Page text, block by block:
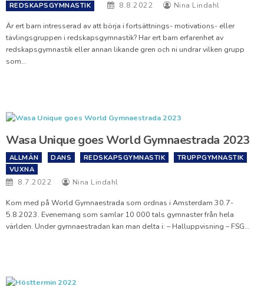
REDSKAPSGYMNASTIK 8.8.2022 Nina Lindahl
Är ert barn intresserad av att börja i fortsättnings- motivations- eller
tävlingsgruppen i redskapsgymnastik? Har ert barn erfarenhet av
redskapsgymnastik eller annan likande gren och ni undrar vilken grupp
som…
Wasa Unique goes World Gymnaestrada 2023
ALLMÄN DANS REDSKAPSGYMNASTIK
TRUPPGYMNASTIK
VUXNA
8.7.2022 Nina Lindahl
Kom med på World Gymnaestrada som ordnas i Amsterdam 30.7-
5.8.2023. Evenemang som samlar 10 000 tals gymnaster från hela
världen. Under gymnaestradan kan man delta i: – Halluppvisning – FSG…